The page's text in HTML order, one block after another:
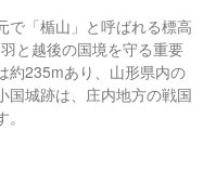
で「楯山」と呼ばれる標高
と越後の国境を守る重要
約235mあり、山形県内の
国城跡は、庄内地方の戦国